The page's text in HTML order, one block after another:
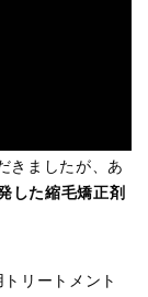
きましたが、あ
した縮毛矯正剤
リートメント